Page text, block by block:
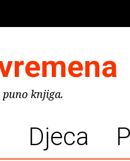
puno knjiga.
Djeca